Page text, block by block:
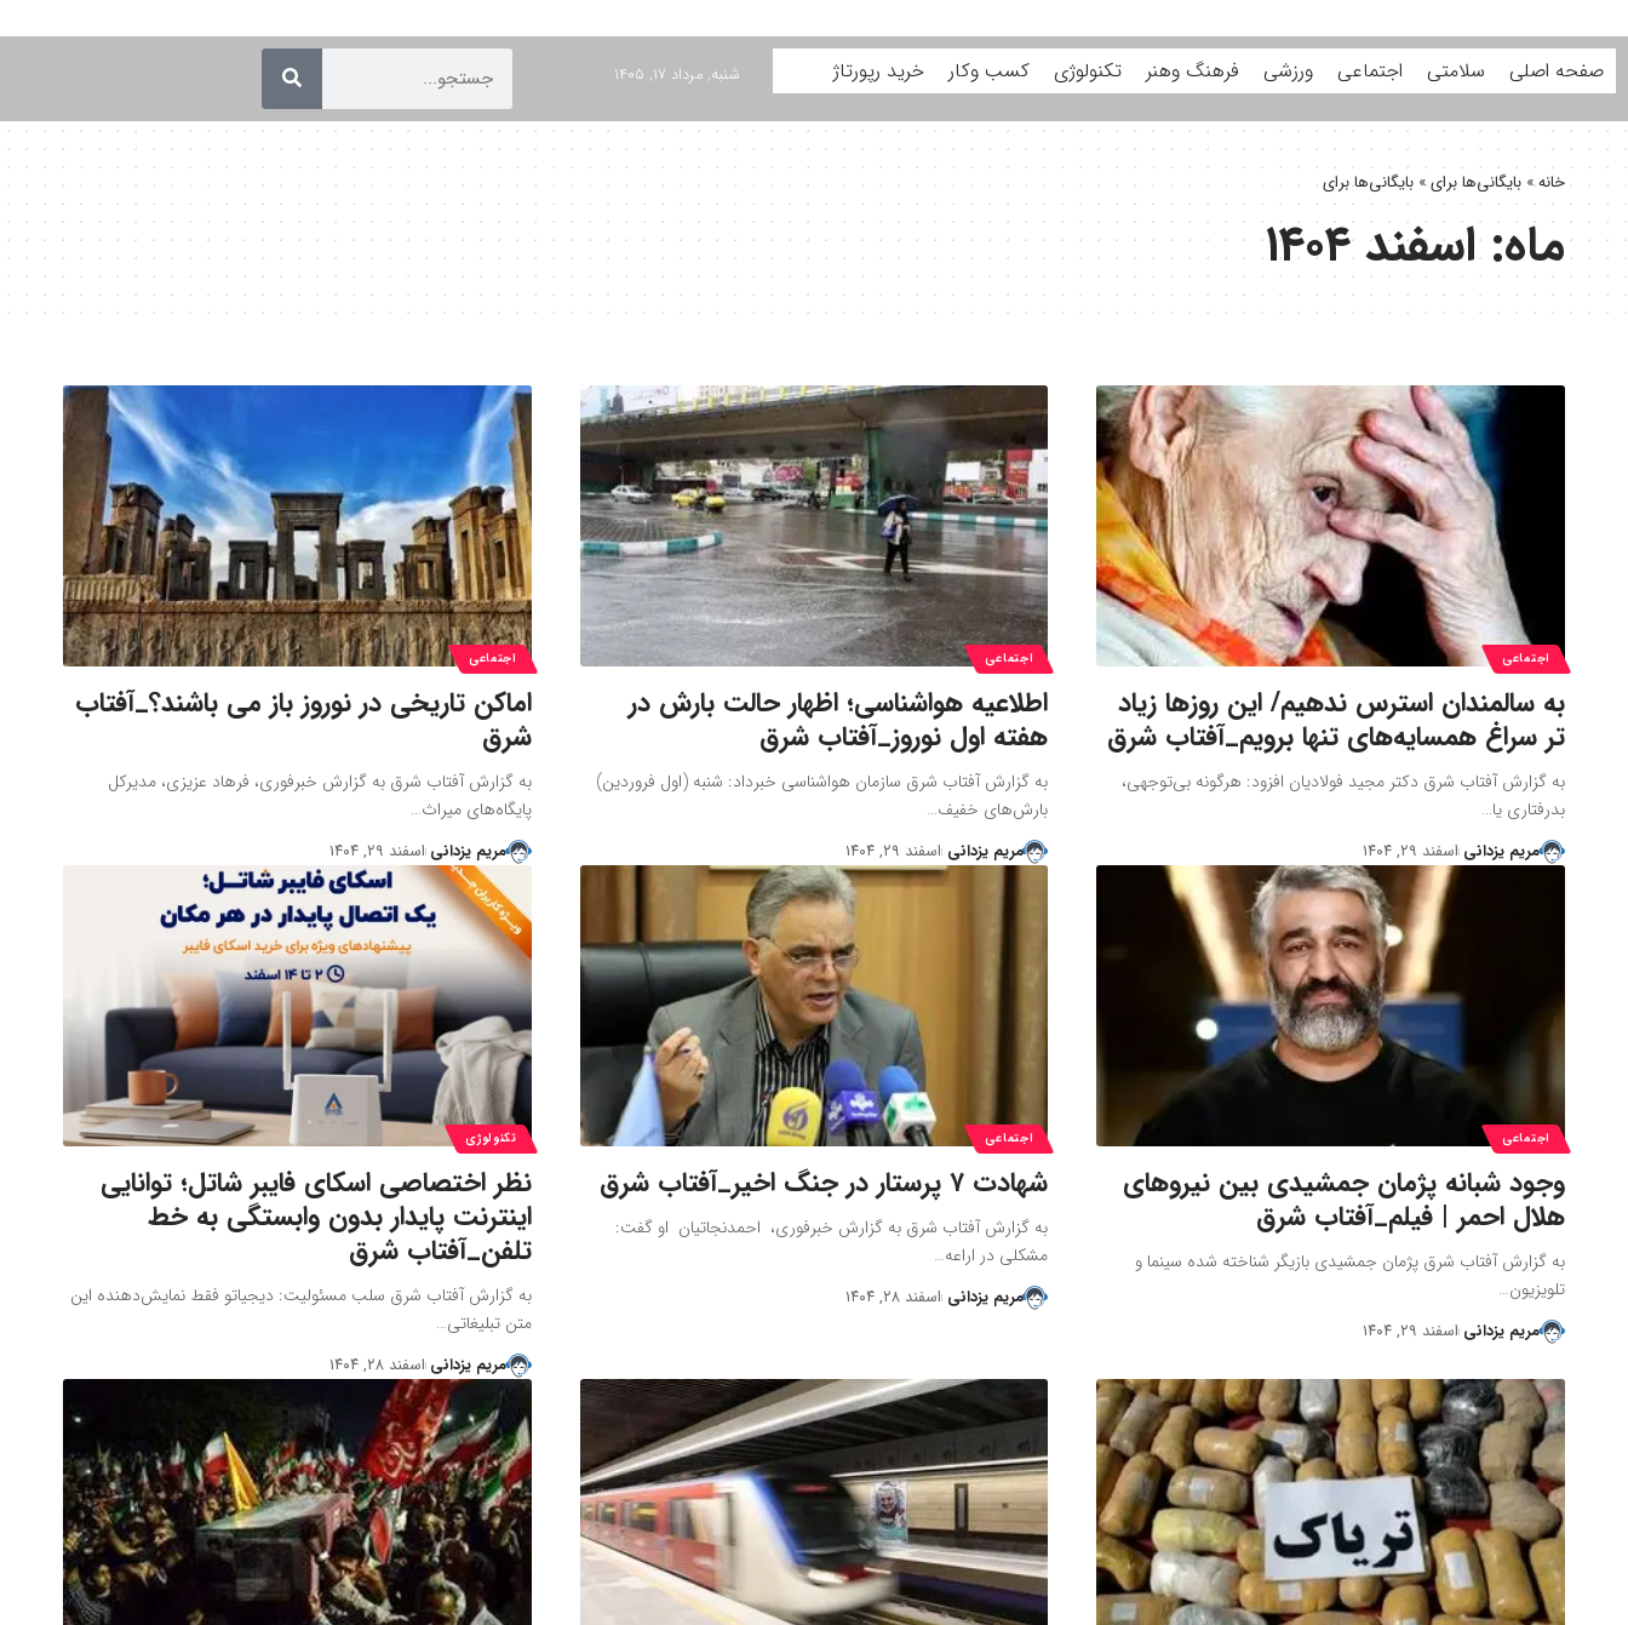
صفحه اصلی سلامتی اجتماعی ورزشی فرهنگ وهنر تکنولوژی کسب وکار خرید رپورتاژ شنبه, مرداد ۱۷, ۱۴۰۵
خانه» بایگانی‌ها برای» بایگانی‌ها برای
ماه:اسفند ۱۴۰۴
اجتماعی
به سالمندان استرس ندهیم/ این روزها زیاد
تر سراغ همسایه‌های تنها برویم_آفتاب شرق
به گزارش آفتاب شرق دکتر مجید فولادیان افزود: هرگونه بی‌توجهی،
بدرفتاری یا…
مریم یزدانی اسفند ۲۹, ۱۴۰۴
اجتماعی
اطلاعیه هواشناسی؛ اظهار حالت بارش در
هفته اول نوروز_آفتاب شرق
به گزارش آفتاب شرق سازمان هواشناسی خبرداد: شنبه (اول فروردین)
بارش‌های خفیف…
مریم یزدانی اسفند ۲۹, ۱۴۰۴
اجتماعی
اماکن تاریخی در نوروز باز می باشند؟_آفتاب
شرق
به گزارش آفتاب شرق به گزارش خبرفوری، فرهاد عزیزی، مدیرکل
پایگاه‌های میراث…
مریم یزدانی اسفند ۲۹, ۱۴۰۴
اجتماعی
وجود شبانه پژمان جمشیدی بین نیروهای
هلال احمر | فیلم_آفتاب شرق
به گزارش آفتاب شرق پژمان جمشیدی بازیگر شناخته شده سینما و
تلویزیون…
مریم یزدانی اسفند ۲۹, ۱۴۰۴
اجتماعی
شهادت ۷ پرستار در جنگ اخیر_آفتاب شرق
به گزارش آفتاب شرق به گزارش خبرفوری، احمدنجاتیان او گفت:
مشکلی در اراعه…
مریم یزدانی اسفند ۲۸, ۱۴۰۴
تکنولوژی
نظر اختصاصی اسکای فایبر شاتل؛ توانایی
اینترنت پایدار بدون وابستگی به خط
تلفن_آفتاب شرق
به گزارش آفتاب شرق سلب مسئولیت: دیجیاتو فقط نمایش‌دهنده این
متن تبلیغاتی…
مریم یزدانی اسفند ۲۸, ۱۴۰۴